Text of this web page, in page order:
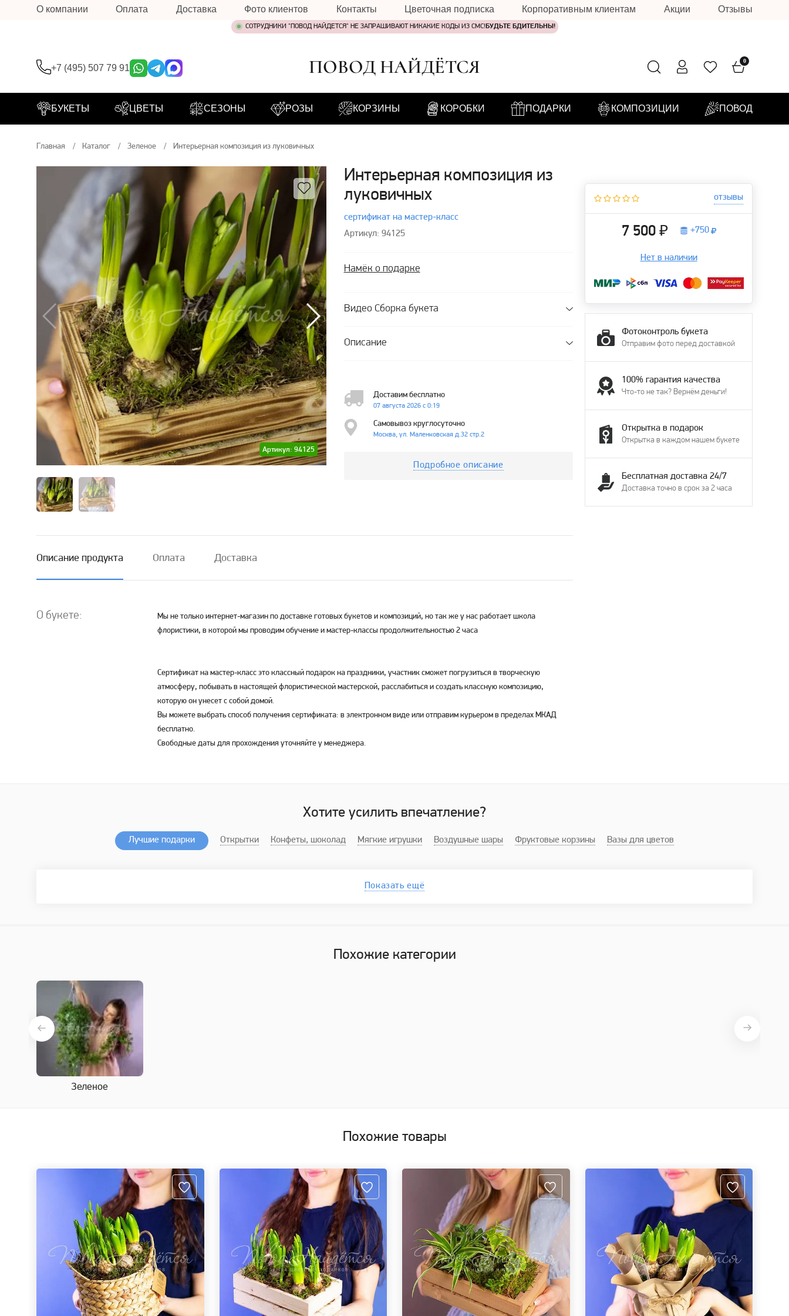
О компании Оплата Доставка Фото клиентов Контакты Цветочная подписка Корпоративным клиентам Акции Отзывы
СОТРУДНИКИ "ПОВОД НАЙДЕТСЯ" НЕ ЗАПРАШИВАЮТ НИКАКИЕ КОДЫ ИЗ СМС! БУДЬТЕ БДИТЕЛЬНЫ!
+7 (495) 507 79 91 ПОВОД НАЙДЁТСЯ 0
БУКЕТЫ ЦВЕТЫ СЕЗОНЫ РОЗЫ КОРЗИНЫ КОРОБКИ ПОДАРКИ КОМПОЗИЦИИ ПОВОД
Главная Каталог Зеленое Интерьерная композиция из луковичных
Артикул: 94125
Интерьерная композиция из
луковичных
сертификат на мастер-класс
Артикул: 94125
Намёк о подарке
Видео Сборка букета
Описание
Доставим бесплатно
07 августа 2026 с 0:19
Самовывоз круглосуточно
Москва, ул. Маленковская д.32 стр.2
Подробное описание
Описание продукта Оплата Доставка
О букете:
Мы не только интернет-магазин по доставке готовых букетов и композиций, но так же у нас работает школа
флористики, в которой мы проводим обучение и мастер-классы продолжительностью 2 часа
Сертификат на мастер-класс это классный подарок на праздники, участник сможет погрузиться в творческую
атмосферу, побывать в настоящей флористической мастерской, расслабиться и создать классную композицию,
которую он унесет с собой домой.
Вы можете выбрать способ получения сертификата: в электронном виде или отправим курьером в пределах МКАД
бесплатно.
Свободные даты для прохождения уточняйте у менеджера.
отзывы
7 500 ₽ +750
Нет в наличии
Фотоконтроль букета
Отправим фото перед доставкой
100% гарантия качества
Что-то не так? Вернём деньги!
Открытка в подарок
Открытка в каждом нашем букете
Бесплатная доставка 24/7
Доставка точно в срок за 2 часа
Хотите усилить впечатление?
Лучшие подарки Открытки Конфеты, шоколад Мягкие игрушки Воздушные шары Фруктовые корзины Вазы для цветов
Показать ещё
Похожие категории
Зеленое
Похожие товары